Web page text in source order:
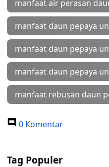
manfaat air perasan
manfaat daun pepaya
manfaat daun pepaya
manfaat daun pepaya
manfaat rebusan daun
0 Komentar
Tag Populer